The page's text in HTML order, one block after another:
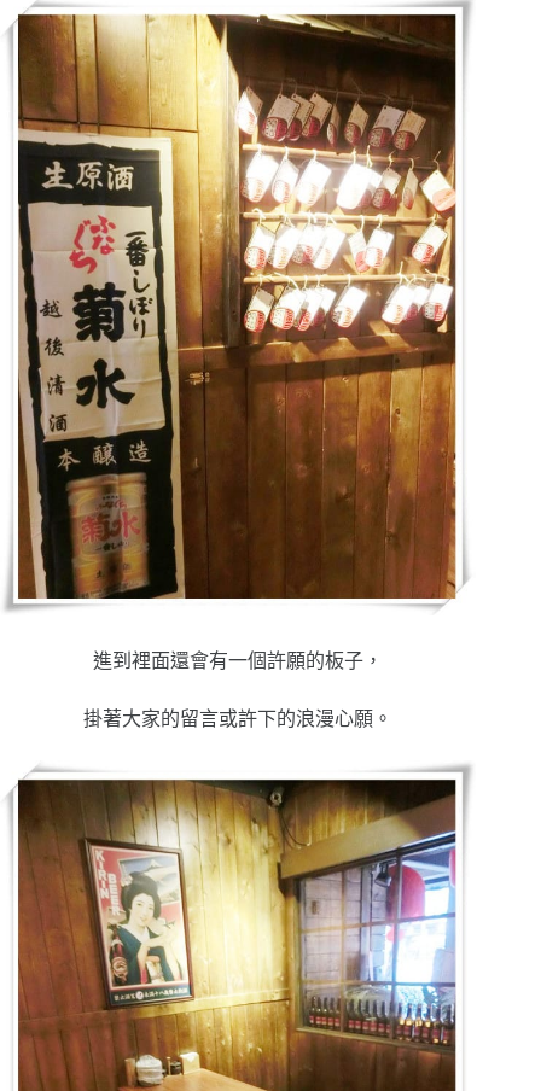
進到裡面還會有一個許願的板子，
掛著大家的留言或許下的浪漫心願。